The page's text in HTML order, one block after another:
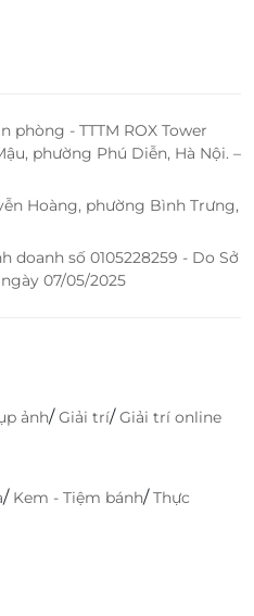
tiếng thế giới.
giỏi chuyên môn, giàu
hứa hẹn sẽ mang
nhất đến tay người tiêu
phòng - TTTM ROX Tower
phường Phú Diễn, Hà Nội. –
Hoàng, phường Bình Trưng,
doanh số 0105228259 - Do Sở
07/05/2025
ảnh/Giải trí/Giải trí online
/ Kem - Tiệm bánh/Thực